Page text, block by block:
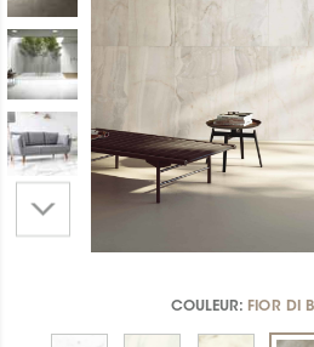
COULEUR: FIOR DI